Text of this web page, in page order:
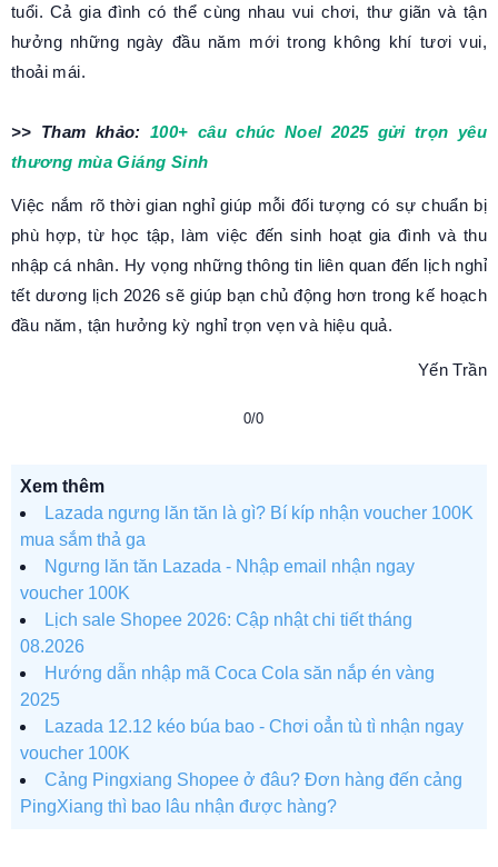
tuổi. Cả gia đình có thể cùng nhau vui chơi, thư giãn và tận
hưởng những ngày đầu năm mới trong không khí tươi vui,
thoải mái.
>> Tham khảo: 100+ câu chúc Noel 2025 gửi trọn yêu
thương mùa Giáng Sinh
Việc nắm rõ thời gian nghỉ giúp mỗi đối tượng có sự chuẩn bị
phù hợp, từ học tập, làm việc đến sinh hoạt gia đình và thu
nhập cá nhân. Hy vọng những thông tin liên quan đến lịch nghỉ
tết dương lịch 2026 sẽ giúp bạn chủ động hơn trong kế hoạch
đầu năm, tận hưởng kỳ nghỉ trọn vẹn và hiệu quả.
Yến Trần
0/0
Xem thêm
Lazada ngưng lăn tăn là gì? Bí kíp nhận voucher 100K
mua sắm thả ga
Ngưng lăn tăn Lazada - Nhập email nhận ngay
voucher 100K
Lịch sale Shopee 2026: Cập nhật chi tiết tháng
08.2026
Hướng dẫn nhập mã Coca Cola săn nắp én vàng
2025
Lazada 12.12 kéo búa bao - Chơi oẳn tù tì nhận ngay
voucher 100K
Cảng Pingxiang Shopee ở đâu? Đơn hàng đến cảng
PingXiang thì bao lâu nhận được hàng?